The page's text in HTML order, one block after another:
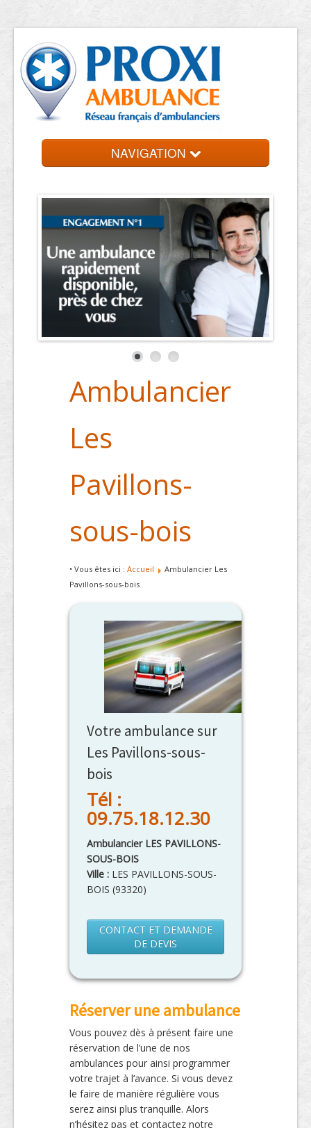
NAVIGATION
Ambulancier
Les
Pavillons-
sous-bois
• Vous êtes ici : Accueil
Ambulancier Les
Pavillons-sous-bois
Votre ambulance sur
Les Pavillons-sous-
bois
Tél :
09.75.18.12.30
Ambulancier LES PAVILLONS-
SOUS-BOIS
Ville : LES PAVILLONS-SOUS-
BOIS (93320)
CONTACT ET DEMANDE
DE DEVIS
Réserver une ambulance
Vous pouvez dès à présent faire une
réservation de l’une de nos
ambulances pour ainsi programmer
votre trajet à l’avance. Si vous devez
le faire de manière régulière vous
serez ainsi plus tranquille. Alors
n’hésitez pas et contactez notre